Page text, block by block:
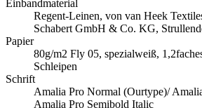
Einbandmaterial
Regent-Leinen, von van Heek
Schabert GmbH & Co. KG,
Papier
80g/m2 Fly 05, spezialweiß,
Schleipen
Schrift
Amalia Pro Normal (Ourtype)/
Amalia Pro Semibold Italic